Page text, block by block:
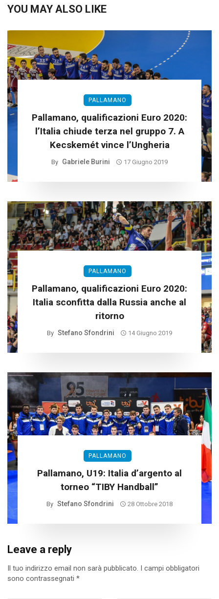
YOU MAY ALSO LIKE
PALLAMANO
Pallamano, qualificazioni Euro 2020:
l’Italia chiude terza nel gruppo 7. A
Kecskemét vince l’Ungheria
By Gabriele Burini 17 Giugno 2019
PALLAMANO
Pallamano, qualificazioni Euro 2020:
Italia sconfitta dalla Russia anche al
ritorno
By Stefano Sfondrini 14 Giugno 2019
PALLAMANO
Pallamano, U19: Italia d’argento al
torneo “TIBY Handball”
By Stefano Sfondrini 28 Ottobre 2018
Leave a reply
Il tuo indirizzo email non sarà pubblicato. I campi obbligatori
sono contrassegnati *